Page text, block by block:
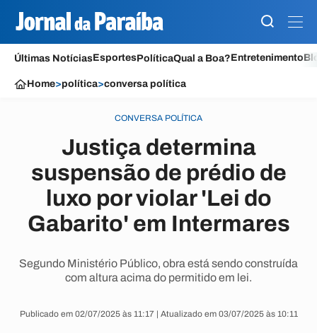
Últimas NotíciasEsportesPolíticaQual a Boa?Entretenimento
Home>política>conversa política
CONVERSA POLÍTICA
Justiça determina
suspensão de prédio de
luxo por violar 'Lei do
Gabarito' em Intermares
Segundo Ministério Público, obra está sendo construída
com altura acima do permitido em lei.
Publicado em 02/07/2025 às 11:17 | Atualizado em 03/07/2025 às 10:11